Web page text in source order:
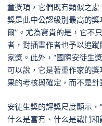
童獎項，它們既有類似之
獎是此中公認級別最高的
爾”。尤為寶貴的是，它不
者，對插畫作者也予以追
家獎。此外，“國際安徒生
可以說，它是著重作家的
果的考核與確定，而不是針
安徒生獎的評獎尺度顯示，
什么是富有、什么是戰鬥